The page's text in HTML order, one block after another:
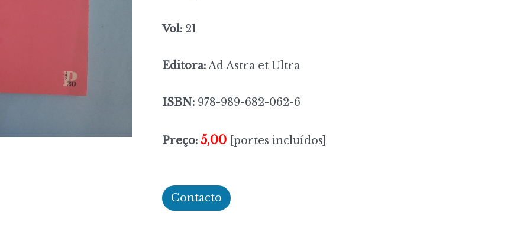
Vol: 21
Editora:Ad Astra et Ultra
ISBN: 978-989-682-062-6
Preço: 5,00 [portes incluídos]
Contacto